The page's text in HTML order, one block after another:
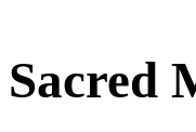
Sacred